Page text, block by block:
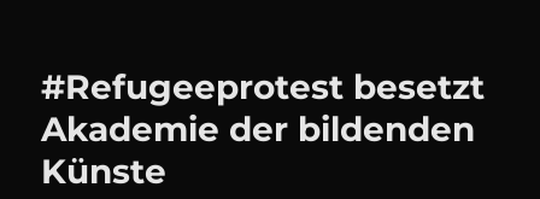
#Refugeeprotest besetzt
Akademie der bildenden
Künste